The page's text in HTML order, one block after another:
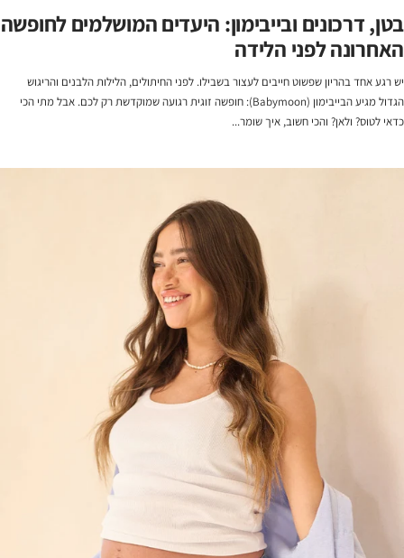
בטן, דרכונים ובייבימון: היעדים המושלמים לחופשה
האחרונה לפני הלידה
יש רגע אחד בהריון שפשוט חייבים לעצור בשבילו. לפני החיתולים, הלילות הלבנים והריגוש
הגדול מגיע הבייבימון (Babymoon): חופשה זוגית רגועה שמוקדשת רק לכם. אבל מתי הכי
כדאי לטוס? ולאן? והכי חשוב, איך שומר...